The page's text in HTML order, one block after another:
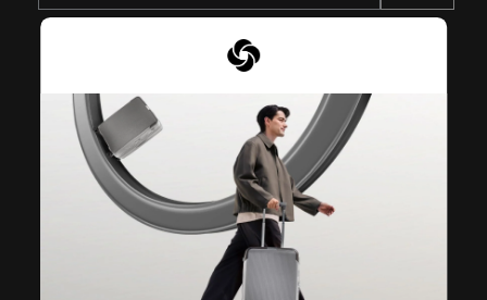
VISIT OUR OTHER BRANDS